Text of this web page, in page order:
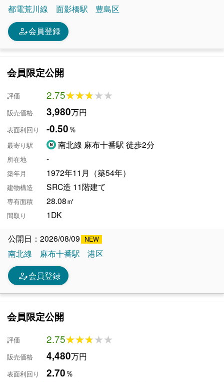
都電荒川線
面影橋駅 豊島区
person_edit会員登録
会員限定公開
評価 2.75★★★★★
★★★★★
販売価格 3,980万円
表面利回り -0.50％
最寄り駅 南北線 麻布十番駅 徒歩2分
所在地 -
築年月 1972年11月（築54年）
建物構造 SRC造 11階建て
専有面積 28.08㎡
間取り 1DK
公開日：2026/08/09
南北線
麻布十番駅 港区
person_edit会員登録
会員限定公開
評価 2.75★★★★★
★★★★★
販売価格 4,480万円
表面利回り 2.70％